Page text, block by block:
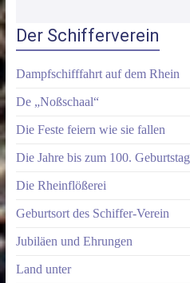
Der Schifferverein
Dampfschifffahrt auf dem Rhein
De „Noßschaal“
Die Feste feiern wie sie fallen
Die Jahre bis zum 100. Geburtstag
Die Rheinflößerei
Geburtsort des Schiffer-Verein
Jubiläen und Ehrungen
Land unter